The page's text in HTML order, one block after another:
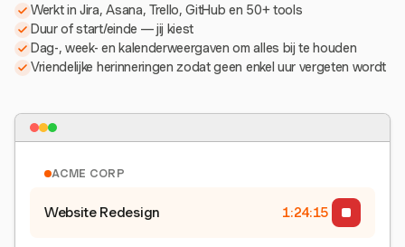
Werkt in Jira, Asana, Trello, GitHub en 50+ tools
Duur of start/einde — jij kiest
Dag-, week- en kalenderweergaven om alles bij te houden
Vriendelijke herinneringen zodat geen enkel uur vergeten wordt
ACME CORP
Website Redesign 1:24:16